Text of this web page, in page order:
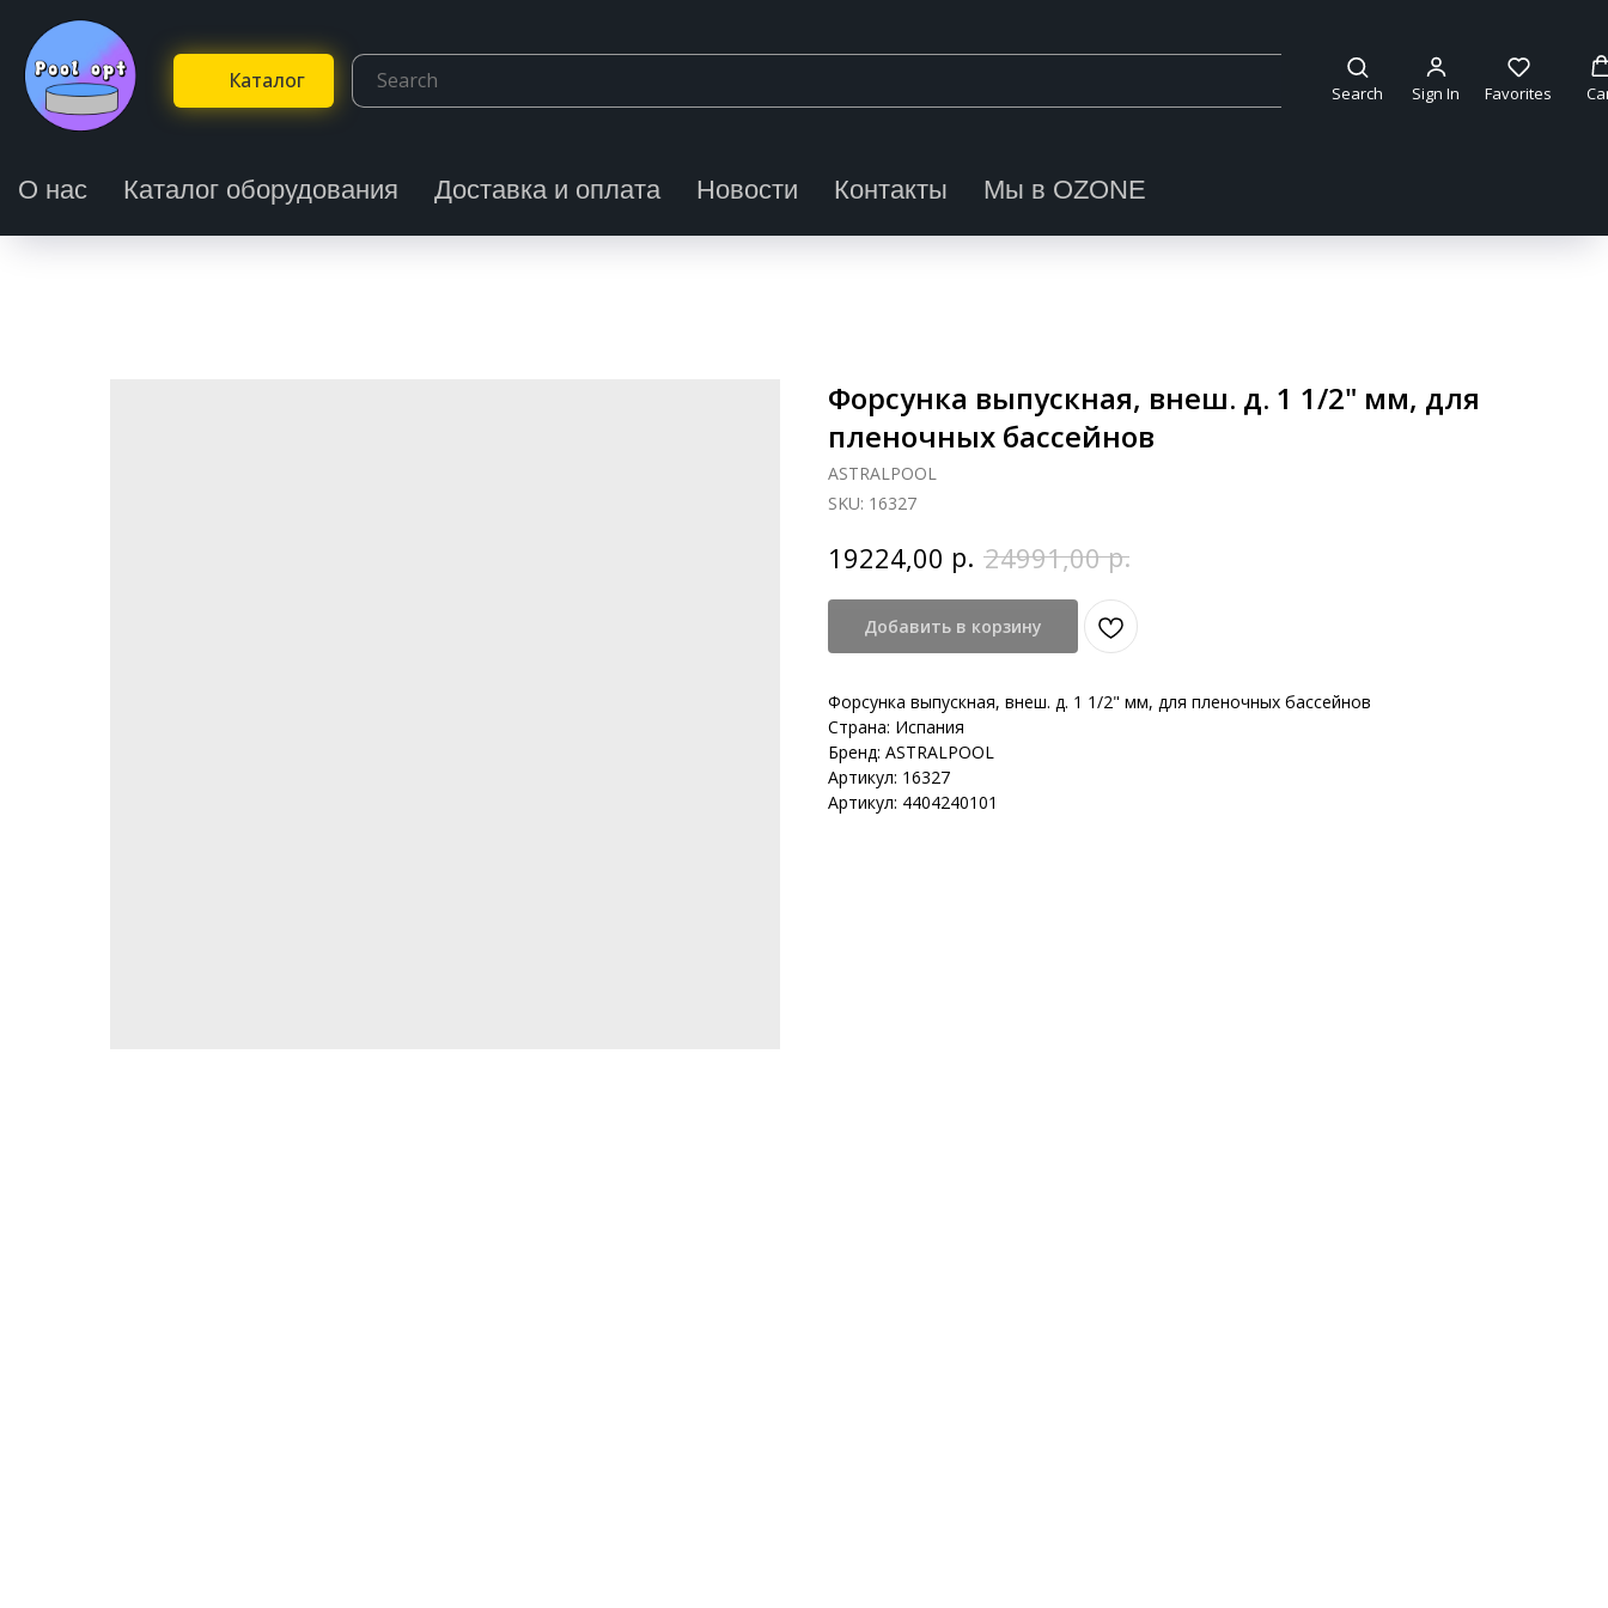
Каталог Search Sign In Favorites
О нас Каталог оборудования Доставка и оплата Новости Контакты Мы в OZONE
Форсунка выпускная, внеш. д. 1 1/2" мм, для
пленочных бассейнов
ASTRALPOOL
SKU: 16327
19224,00 р. 24991,00 р.
Добавить в корзину
Форсунка выпускная, внеш. д. 1 1/2" мм, для пленочных бассейнов
Страна: Испания
Бренд: ASTRALPOOL
Артикул: 16327
Артикул: 4404240101